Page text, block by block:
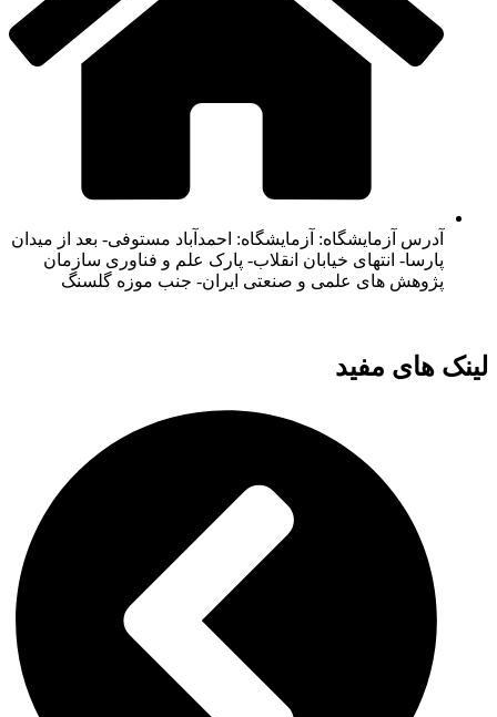
آدرس آزمایشگاه: آزمایشگاه: احمدآباد مستوفی- بعد از میدان
پارسا- انتهای خیابان انقلاب- پارک علم و فناوری سازمان
پژوهش های علمی و صنعتی ایران- جنب موزه گلسنگ
لینک های مفید